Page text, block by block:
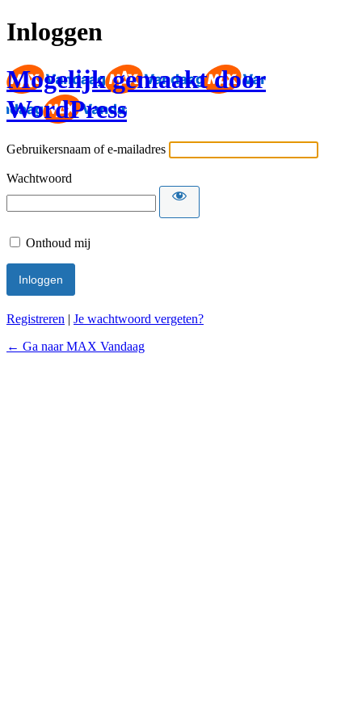
Inloggen
Mogelijk gemaakt door
WordPress
Gebruikersnaam of e-mailadres
Wachtwoord
Onthoud mij
Registreren | Je wachtwoord vergeten?
← Ga naar MAX Vandaag